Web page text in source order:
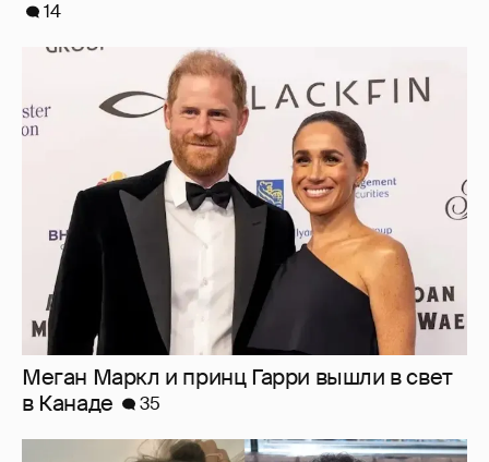
Меган Маркл и принц Гарри вышли в свет
в Канаде